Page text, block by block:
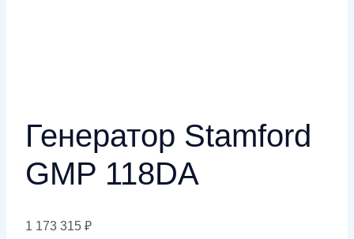
Генератор Stamford
GMP 118DA
1 173 315 ₽